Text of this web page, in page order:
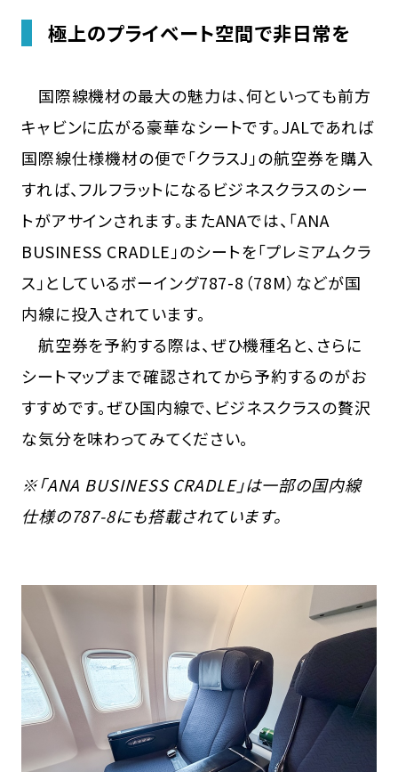
極上のプライベート空間で非日常を
国際線機材の最大の魅力は、何といっても前方
キャビンに広がる豪華なシートです。JALであれば
国際線仕様機材の便で「クラスJ」の航空券を購入
すれば、フルフラットになるビジネスクラスのシー
トがアサインされます。またANAでは、「ANA
BUSINESS CRADLE」のシートを「プレミアムクラ
ス」としているボーイング787-8（78M）などが国
内線に投入されています。
航空券を予約する際は、ぜひ機種名と、さらに
シートマップまで確認されてから予約するのがお
すすめです。ぜひ国内線で、ビジネスクラスの贅沢
な気分を味わってみてください。
※「ANA BUSINESS CRADLE」は一部の国内線
仕様の787-8にも搭載されています。